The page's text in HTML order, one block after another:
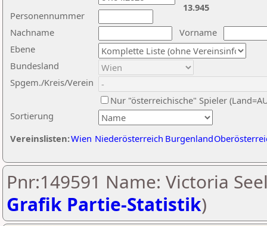
Nachname
Vorname
Ebene
Sortierung
Personennummer
Bundesland
Spgem./Kreis/Verein
Nur "österreichische" Spieler
Vereinslisten:Wien Niederösterreich Burgenland
13.945
Pnr:149591 Name: Victoria
Grafik Partie-Statistik)